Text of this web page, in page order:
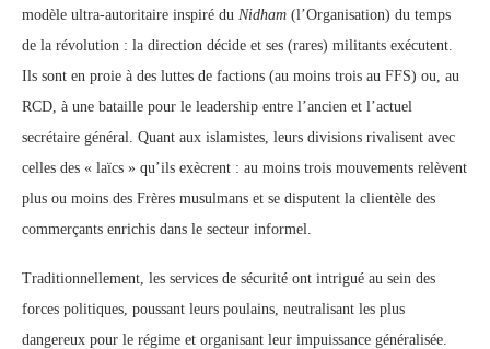
modèle ultra-autoritaire inspiré du Nidham (l’Organisation) du temps
de la révolution : la direction décide et ses (rares) militants exécutent.
Ils sont en proie à des luttes de factions (au moins trois au FFS) ou, au
RCD, à une bataille pour le leadership entre l’ancien et l’actuel
secrétaire général. Quant aux islamistes, leurs divisions rivalisent avec
celles des « laïcs » qu’ils exècrent : au moins trois mouvements relèvent
plus ou moins des Frères musulmans et se disputent la clientèle des
commerçants enrichis dans le secteur informel.
Traditionnellement, les services de sécurité ont intrigué au sein des
forces politiques, poussant leurs poulains, neutralisant les plus
dangereux pour le régime et organisant leur impuissance généralisée.